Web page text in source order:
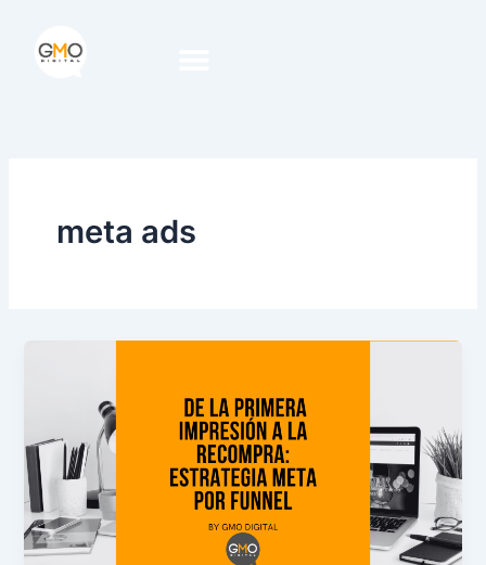
contenido
meta ads